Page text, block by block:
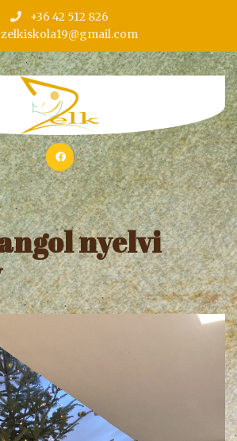
+36 42 512 826
zelkiskola19@gmail.com
nyelvi